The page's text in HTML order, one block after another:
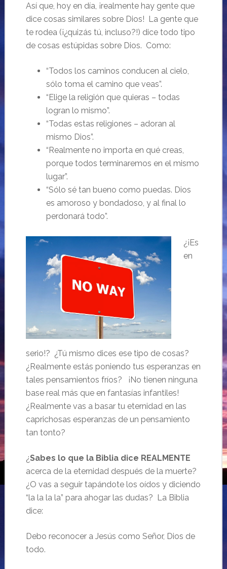
Así que, hoy en día, ¡realmente hay gente que
dice cosas similares sobre Dios! La gente que
te rodea (¡¿quizás tú, incluso?!) dice todo tipo
de cosas estúpidas sobre Dios. Como:
“Todos los caminos conducen al cielo,
sólo toma el camino que veas”.
“Elige la religión que quieras – todas
logran lo mismo”.
“Todas estas religiones – adoran al
mismo Dios”.
“Realmente no importa en qué creas,
porque todos terminaremos en el mismo
lugar”.
“Sólo sé tan bueno como puedas. Dios
es amoroso y bondadoso, y al final lo
perdonará todo”.
¿¡Es
en
serio!? ¿Tú mismo dices ese tipo de cosas?
¿Realmente estás poniendo tus esperanzas en
tales pensamientos fríos? ¡No tienen ninguna
base real más que en fantasías infantiles!
¿Realmente vas a basar tu eternidad en las
caprichosas esperanzas de un pensamiento
tan tonto?
¿Sabes lo que la Biblia dice REALMENTE
acerca de la eternidad después de la muerte?
¿O vas a seguir tapándote los oídos y diciendo
“la la la la” para ahogar las dudas? La Biblia
dice:
Debo reconocer a Jesús como Señor, Dios de
todo.